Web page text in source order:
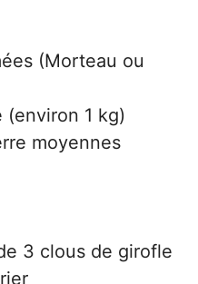
(Morteau ou
1 kg)
moyennes
3 clous de girofle